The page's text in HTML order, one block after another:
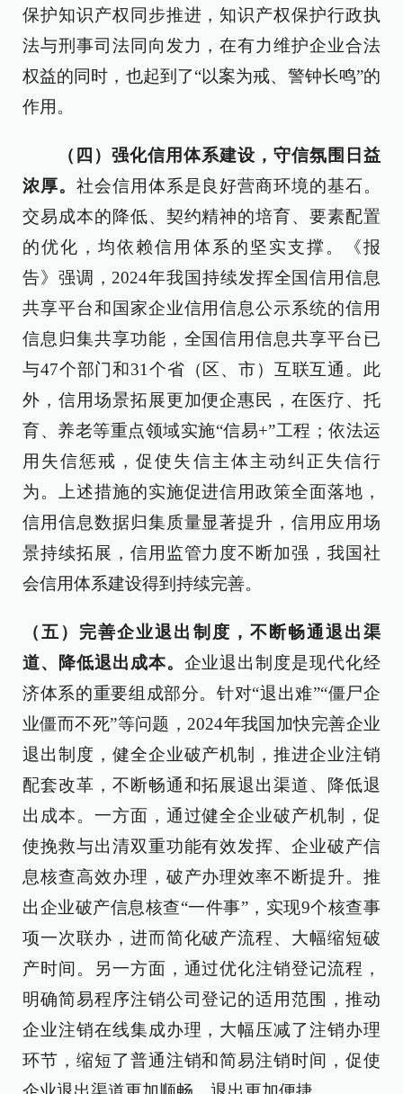
保护知识产权同步推进，知识产权保护行政执
法与刑事司法同向发力，在有力维护企业合法
权益的同时，也起到了“以案为戒、警钟长鸣”的
作用。
（四）强化信用体系建设，守信氛围日益
浓厚。 社会信用体系是良好营商环境的基石。
交易成本的降低、契约精神的培育、要素配置
的优化，均依赖信用体系的坚实支撑。《报
告》强调，2024年我国持续发挥全国信用信息
共享平台和国家企业信用信息公示系统的信用
信息归集共享功能，全国信用信息共享平台已
与47个部门和31个省（区、市）互联互通。此
外，信用场景拓展更加便企惠民，在医疗、托
育、养老等重点领域实施“信易+”工程；依法运
用失信惩戒，促使失信主体主动纠正失信行
为。上述措施的实施促进信用政策全面落地，
信用信息数据归集质量显著提升，信用应用场
景持续拓展，信用监管力度不断加强，我国社
会信用体系建设得到持续完善。
（五）完善企业退出制度，不断畅通退出渠
道、降低退出成本。 企业退出制度是现代化经
济体系的重要组成部分。针对“退出难”“僵尸企
业僵而不死”等问题，2024年我国加快完善企业
退出制度，健全企业破产机制，推进企业注销
配套改革，不断畅通和拓展退出渠道、降低退
出成本。一方面，通过健全企业破产机制，促
使挽救与出清双重功能有效发挥、企业破产信
息核查高效办理，破产办理效率不断提升。推
出企业破产信息核查“一件事”，实现9个核查事
项一次联办，进而简化破产流程、大幅缩短破
产时间。另一方面，通过优化注销登记流程，
明确简易程序注销公司登记的适用范围，推动
企业注销在线集成办理，大幅压减了注销办理
环节，缩短了普通注销和简易注销时间，促使